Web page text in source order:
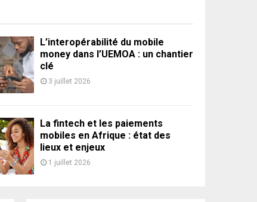
L’interopérabilité du mobile
money dans l’UEMOA : un chantier
clé
3 juillet 2026
La fintech et les paiements
mobiles en Afrique : état des
lieux et enjeux
1 juillet 2026